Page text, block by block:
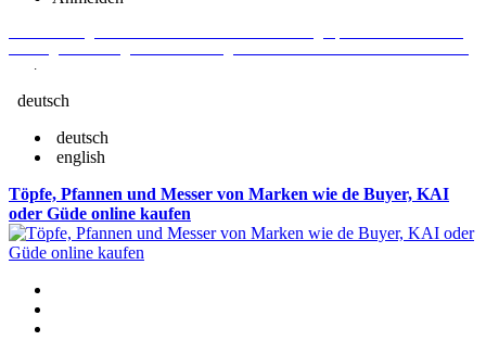
.
deutsch
deutsch
english
Töpfe, Pfannen und Messer von Marken wie de Buyer, KAI
oder Güde online kaufen